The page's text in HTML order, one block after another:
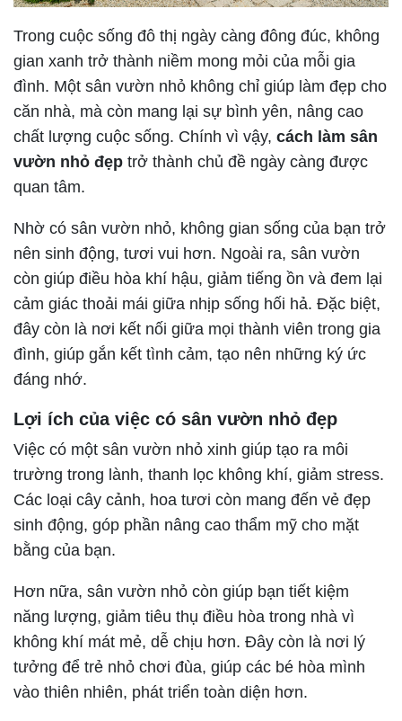
Trong cuộc sống đô thị ngày càng đông đúc, không
gian xanh trở thành niềm mong mỏi của mỗi gia
đình. Một sân vườn nhỏ không chỉ giúp làm đẹp cho
căn nhà, mà còn mang lại sự bình yên, nâng cao
chất lượng cuộc sống. Chính vì vậy, cách làm sân
vườn nhỏ đẹp trở thành chủ đề ngày càng được
quan tâm.
Nhờ có sân vườn nhỏ, không gian sống của bạn trở
nên sinh động, tươi vui hơn. Ngoài ra, sân vườn
còn giúp điều hòa khí hậu, giảm tiếng ồn và đem lại
cảm giác thoải mái giữa nhịp sống hối hả. Đặc biệt,
đây còn là nơi kết nối giữa mọi thành viên trong gia
đình, giúp gắn kết tình cảm, tạo nên những ký ức
đáng nhớ.
Lợi ích của việc có sân vườn nhỏ đẹp
Việc có một sân vườn nhỏ xinh giúp tạo ra môi
trường trong lành, thanh lọc không khí, giảm stress.
Các loại cây cảnh, hoa tươi còn mang đến vẻ đẹp
sinh động, góp phần nâng cao thẩm mỹ cho mặt
bằng của bạn.
Hơn nữa, sân vườn nhỏ còn giúp bạn tiết kiệm
năng lượng, giảm tiêu thụ điều hòa trong nhà vì
không khí mát mẻ, dễ chịu hơn. Đây còn là nơi lý
tưởng để trẻ nhỏ chơi đùa, giúp các bé hòa mình
vào thiên nhiên, phát triển toàn diện hơn.